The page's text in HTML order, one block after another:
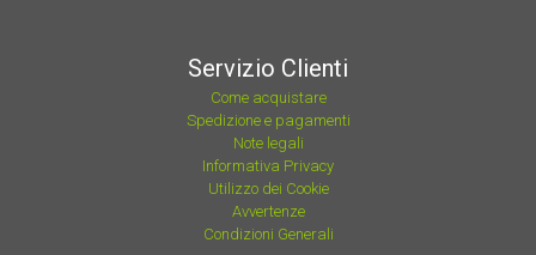
Servizio Clienti
Come acquistare
Spedizione e pagamenti
Note legali
Informativa Privacy
Utilizzo dei Cookie
Avvertenze
Condizioni Generali